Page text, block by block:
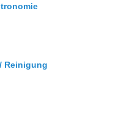
Reinigung